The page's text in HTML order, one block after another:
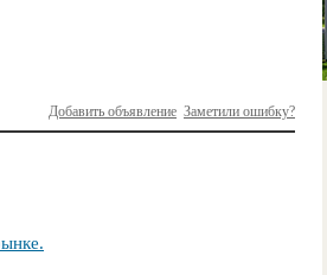
Добавить объявление Заметили ошибку?